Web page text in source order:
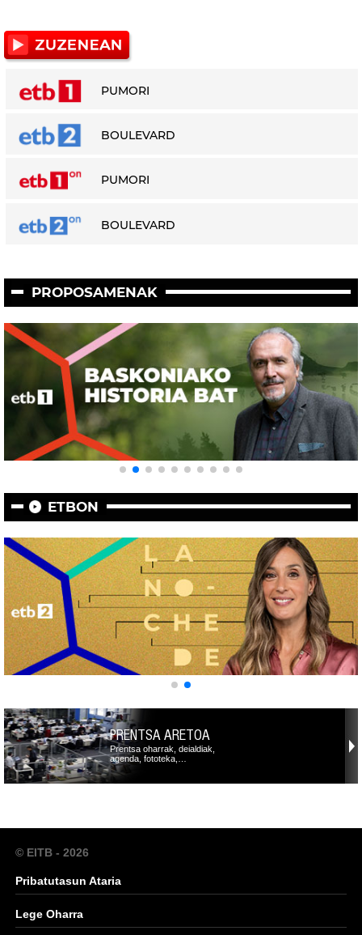
PUMORI
BOULEVARD
PUMORI
BOULEVARD
PROPOSAMENAK
ETBON
PRENTSA ARETOA
Prentsa oharrak, deialdiak,
agenda, fototeka,…
© EITB - 2026
Pribatutasun Ataria
Lege Oharra